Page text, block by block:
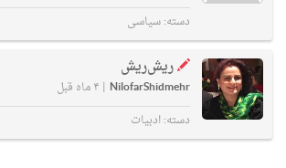
دسته:سیاسی
ریش‌ریش
NilofarShidmehr
| ۴ ماه قبل
دسته:ادبیات